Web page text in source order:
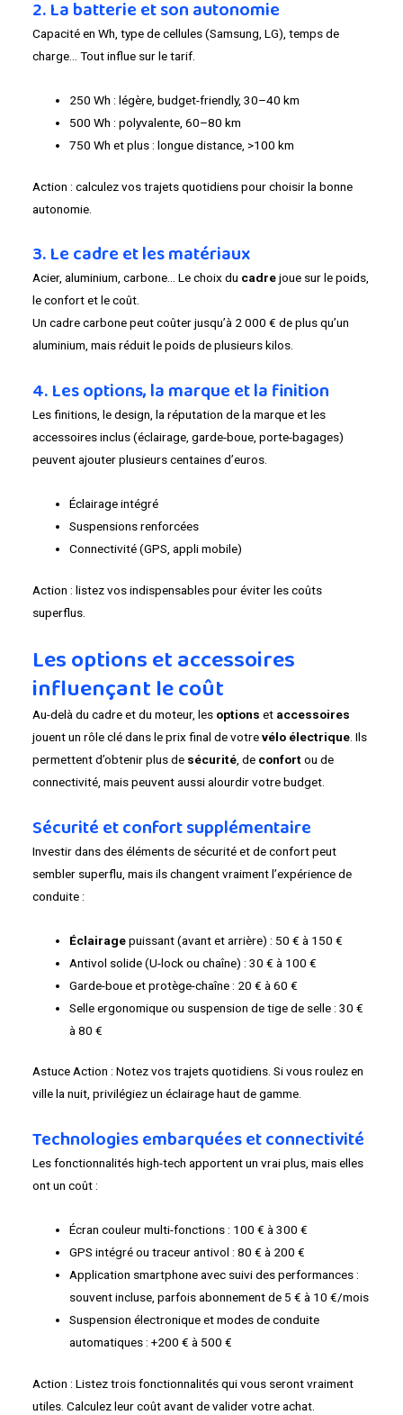
2. La batterie et son autonomie
Capacité en Wh, type de cellules (Samsung, LG), temps de
charge… Tout influe sur le tarif.
250 Wh : légère, budget-friendly, 30–40 km
500 Wh : polyvalente, 60–80 km
750 Wh et plus : longue distance, >100 km
Action : calculez vos trajets quotidiens pour choisir la bonne
autonomie.
3. Le cadre et les matériaux
Acier, aluminium, carbone… Le choix du cadrejoue sur le poids,
le confort et le coût.
Un cadre carbone peut coûter jusqu’à 2 000 € de plus qu’un
aluminium, mais réduit le poids de plusieurs kilos.
4. Les options, la marque et la finition
Les finitions, le design, la réputation de la marque et les
accessoires inclus (éclairage, garde-boue, porte-bagages)
peuvent ajouter plusieurs centaines d’euros.
Éclairage intégré
Suspensions renforcées
Connectivité (GPS, appli mobile)
Action : listez vos indispensables pour éviter les coûts
superflus.
Les options et accessoires
influençant le coût
Au-delà du cadre et du moteur, les options et accessoires
jouent un rôle clé dans le prix final de votrevélo électrique. Ils
permettent d’obtenir plus de sécurité, de confortou de
connectivité, mais peuvent aussi alourdir votre budget.
Sécurité et confort supplémentaire
Investir dans des éléments de sécurité et de confort peut
sembler superflu, mais ils changent vraiment l’expérience de
conduite :
Éclairagepuissant (avant et arrière) : 50 € à 150 €
Antivol solide (U-lock ou chaîne) : 30 € à 100 €
Garde-boue et protège-chaîne : 20 € à 60 €
Selle ergonomique ou suspension de tige de selle : 30 €
à 80 €
Astuce Action : Notez vos trajets quotidiens. Si vous roulez en
ville la nuit, privilégiez un éclairage haut de gamme.
Technologies embarquées et connectivité
Les fonctionnalités high-tech apportent un vrai plus, mais elles
ont un coût :
Écran couleur multi-fonctions : 100 € à 300 €
GPS intégré ou traceur antivol : 80 € à 200 €
Application smartphone avec suivi des performances :
souvent incluse, parfois abonnement de 5 € à 10 €/mois
Suspension électronique et modes de conduite
automatiques : +200 € à 500 €
Action : Listez trois fonctionnalités qui vous seront vraiment
utiles. Calculez leur coût avant de valider votre achat.